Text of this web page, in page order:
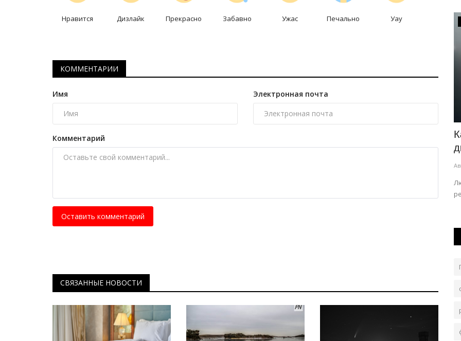
Нравится Дизлайк Прекрасно Забавно Ужас Печально Уау
КОММЕНТАРИИ
Имя Электронная почта
Комментарий
Оставить комментарий
СВЯЗАННЫЕ НОВОСТИ
Планета Казахстан
Планета Казахстан: каменные глаза
Мангыстау
OFFICIAL
приглашает жителей региона